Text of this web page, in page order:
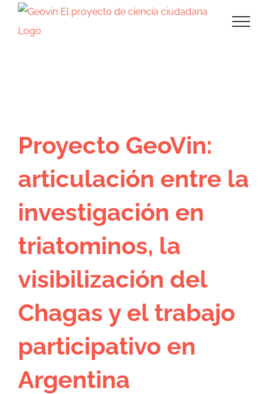
Saltar
Proyecto GeoVin:
articulación entre la
investigación en
triatominos, la
visibilización del
Chagas y el trabajo
participativo en
Argentina